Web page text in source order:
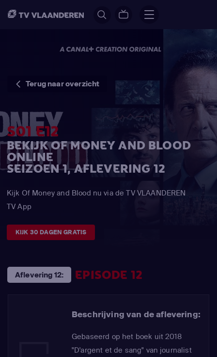
Terug naar overzicht
S01 E12
BEKIJK OF MONEY AND BLOOD
ONLINE
SEIZOEN 1, AFLEVERING 12
Kijk Of Money and Blood nu via de TV VLAANDEREN
TV App
KIJK 30 DAGEN GRATIS
Aflevering 12: EPISODE 12
Beschrijving van de aflevering:
Gebaseerd op het boek uit 2018
"D'argent et de sang" van journalist